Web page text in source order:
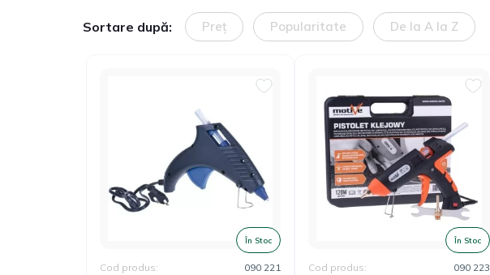
Sortare după: Preț Popularitate De la A la Z
În Stoc
Cod produs: 090 221
În Stoc
Cod produs: 090 223